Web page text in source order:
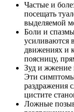
Частые и
посещать
выделяемой
Боли и
усиливаются
движениях и
поясницу,
Зуд и жжение
Эти симптомы
раздражения
цистите
Ложные